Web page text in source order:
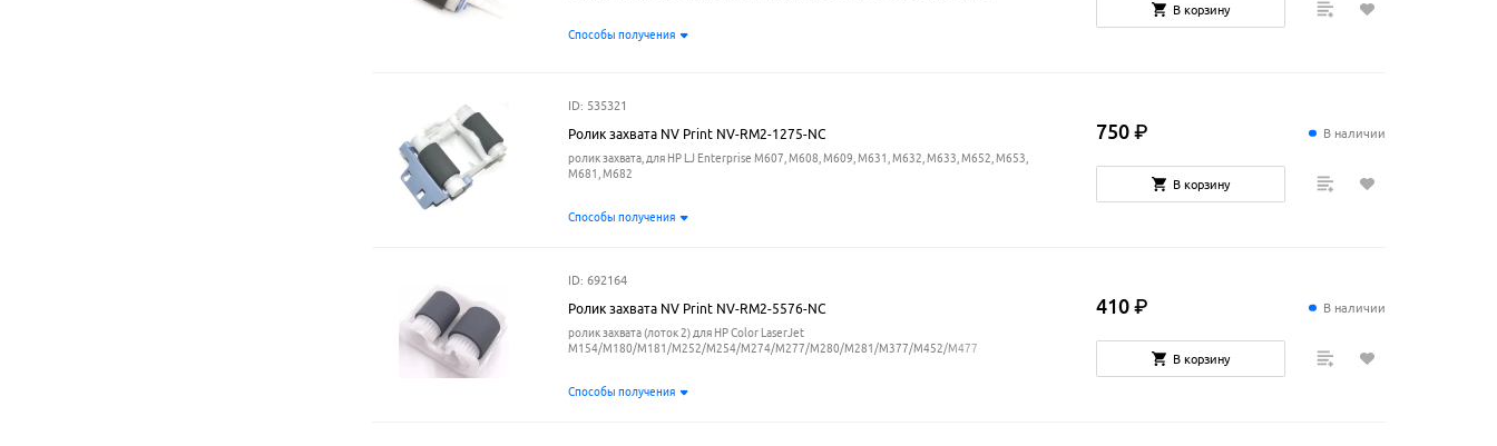
Способы получения
В корзину
ID: 535321
Ролик захвата NV Print NV-RM2-1275-NC
ролик захвата, для HP LJ Enterprise M607, M608, M609, M631, M632, M633, M652, M653,
M681, M682
Способы получения
В наличии
750 ₽
В корзину
ID: 692164
Ролик захвата NV Print NV-RM2-5576-NC
ролик захвата (лоток 2) для HP Color LaserJet
M154/M180/M181/M252/M254/M274/M277/M280/M281/M377/M452/M477
Способы получения
В наличии
410 ₽
В корзину